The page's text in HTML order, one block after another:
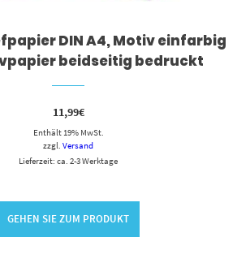
DIN A4, Motiv einfarbig
beidseitig bedruckt
11,99€
Enthält 19% MwSt.
zzgl. Versand
Lieferzeit: ca. 2-3 Werktage
GEHEN SIE ZUM PRODUKT